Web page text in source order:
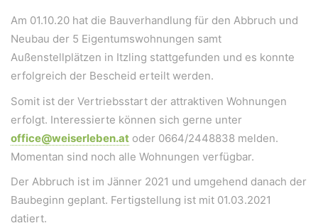
Am 01.10.20 hat die Bauverhandlung für den Abbruch und
Neubau der 5 Eigentumswohnungen samt
Außenstellplätzen in Itzling stattgefunden und es konnte
erfolgreich der Bescheid erteilt werden.
Somit ist der Vertriebsstart der attraktiven Wohnungen
erfolgt. Interessierte können sich gerne unter
office@weiserleben.at oder 0664/2448838 melden.
Momentan sind noch alle Wohnungen verfügbar.
Der Abbruch ist im Jänner 2021 und umgehend danach der
Baubeginn geplant. Fertigstellung ist mit 01.03.2021
datiert.
Wir schaffen Lebensräume, die die Außenwelt mit der
Innenwelt verbinden. Das Persönliche steht stets im
Vordergrund.
Kontakt
Newsletter
Impressum